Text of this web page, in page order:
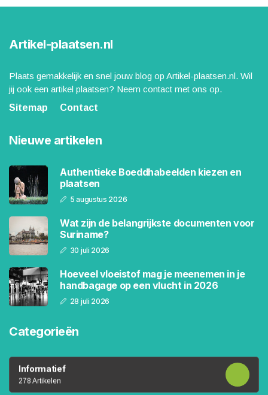
Artikel-plaatsen.nl
Plaats gemakkelijk en snel jouw blog op Artikel-plaatsen.nl. Wil
jij ook een artikel plaatsen? Neem contact met ons op.
Sitemap
Contact
Nieuwe artikelen
Authentieke Boeddhabeelden kiezen en
plaatsen
5 augustus 2026
Wat zijn de belangrijkste documenten voor
Suriname?
30 juli 2026
Hoeveel vloeistof mag je meenemen in je
handbagage op een vlucht in 2026
28 juli 2026
Categorieën
Informatief
278 Artikelen